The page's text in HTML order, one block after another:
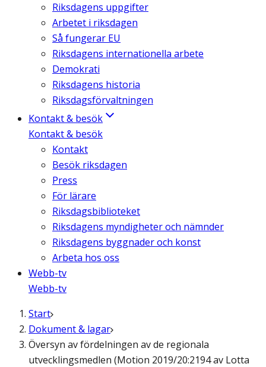
Riksdagens uppgifter
Arbetet i riksdagen
Så fungerar EU
Riksdagens internationella arbete
Demokrati
Riksdagens historia
Riksdagsförvaltningen
Kontakt & besök
Kontakt & besök
Kontakt
Besök riksdagen
Press
För lärare
Riksdagsbiblioteket
Riksdagens myndigheter och nämnder
Riksdagens byggnader och konst
Arbeta hos oss
Webb-tv
Webb-tv
Start
Dokument & lagar
Översyn av fördelningen av de regionala
utvecklingsmedlen (Motion 2019/20:2194 av Lotta